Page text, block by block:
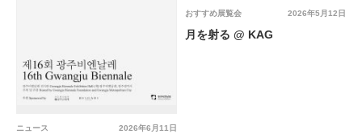
2026年6月11日
ニュース
2026年5月12日
おすすめ展覧会
月を射る @ KAG